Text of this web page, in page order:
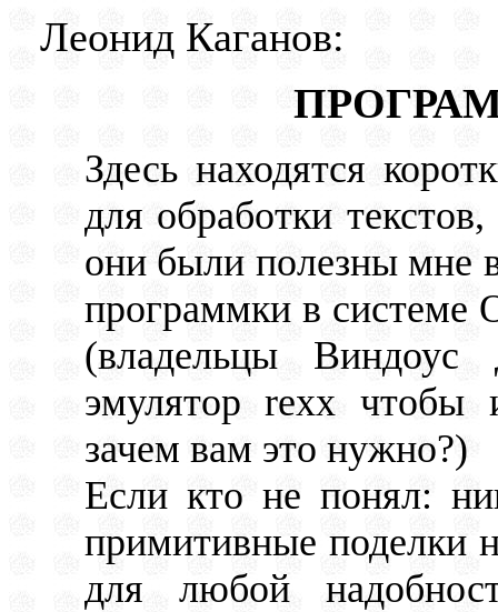
Леонид Каганов:
Здесь находятся
для обработки
они были полезны мне
программки в системе
(владельцы Виндоус
эмулятор rexx чтобы
зачем вам это нужно?)
Если кто не понял:
примитивные поделки
для любой